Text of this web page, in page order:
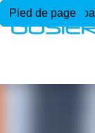
Menu principal
Contenu principal
Pied de page